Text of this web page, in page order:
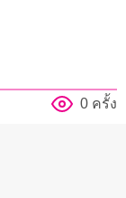
0 ครั้ง